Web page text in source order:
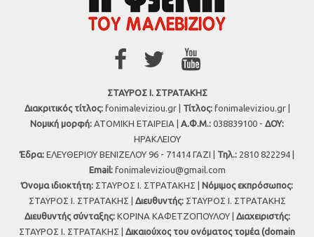
ΣΤΑΥΡΟΣ Ι. ΣΤΡΑΤΑΚΗΣ
Διακριτικός τίτλος:fonimaleviziou.gr | Τίτλος:fonimaleviziou.gr |
Νομική μορφή: ΑΤΟΜΙΚΗ ΕΤΑΙΡΕΙΑ | Α.Φ.Μ.: 038839100 - ΔΟΥ:
ΗΡΑΚΛΕΙΟΥ
Έδρα: ΕΛΕΥΘΕΡΙΟΥ ΒΕΝΙΖΕΛΟΥ 96 - 71414 ΓΑΖΙ | Τηλ.: 2810 822294 |
Εmail: fonimaleviziou@gmail.com
Όνομα ιδιοκτήτη: ΣΤΑΥΡΟΣ Ι. ΣΤΡΑΤΑΚΗΣ | Νόμιμος εκπρόσωπος:
ΣΤΑΥΡΟΣ Ι. ΣΤΡΑΤΑΚΗΣ | Διευθυντής:ΣΤΑΥΡΟΣ Ι. ΣΤΡΑΤΑΚΗΣ
Διευθυντής σύνταξης:ΚΟΡΙΝΑ ΚΑΦΕΤΖΟΠΟΥΛΟΥ | Διαχειριστής:
ΣΤΑΥΡΟΣ Ι. ΣΤΡΑΤΑΚΗΣ | Δικαιούχος του ονόματος τομέα (domain